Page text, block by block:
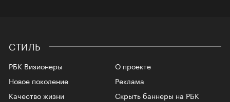
СТИЛЬ
РБК Визионеры
Новое поколение
Качество жизни
О проекте
Реклама
Скрыть баннеры на РБК